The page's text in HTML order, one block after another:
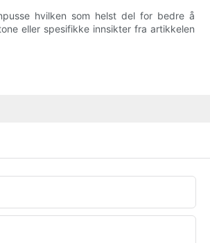
hvilken som helst del for bedre å
eller spesifikke innsikter fra artikkelen